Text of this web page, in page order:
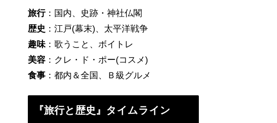
旅行：国内、史跡・神社仏閣
歴史 ：江戸(幕末)、太平洋戦争
趣味 ：歌うこと、ボイトレ
美容 ：クレ・ド・ポー(コスメ)
食事 ：都内＆全国、Ｂ級グルメ
『旅行と歴史』タイムライン